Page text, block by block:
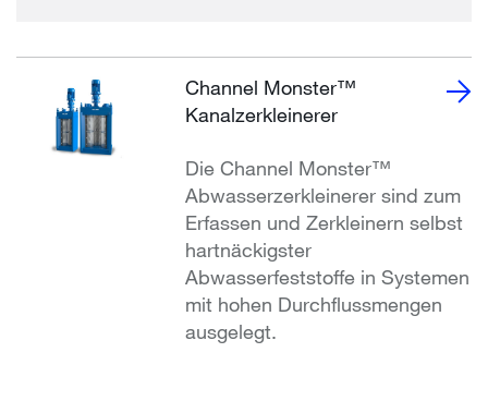
Channel Monster™
Kanalzerkleinerer
Die Channel Monster™
Abwasserzerkleinerer sind zum
Erfassen und Zerkleinern selbst
hartnäckigster
Abwasserfeststoffe in Systemen
mit hohen Durchflussmengen
ausgelegt.